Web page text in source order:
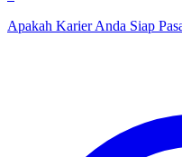
Apakah Karier Anda Siap